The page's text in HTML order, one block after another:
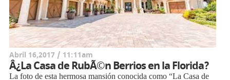
Abril 16,2017 / 11:11am
Â¿La Casa de RubÃ©n Berrios en la Florida?
La foto de esta hermosa mansión conocida como “La Casa de